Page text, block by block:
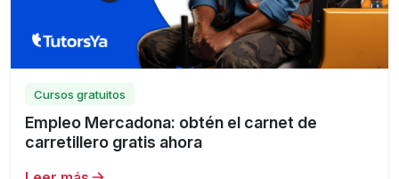
Cursos gratuitos
Empleo Mercadona: obtén el carnet de
carretillero gratis ahora